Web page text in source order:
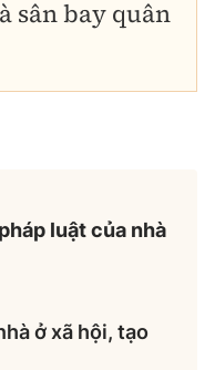
sân bay quân
luật của nhà
ở xã hội, tạo